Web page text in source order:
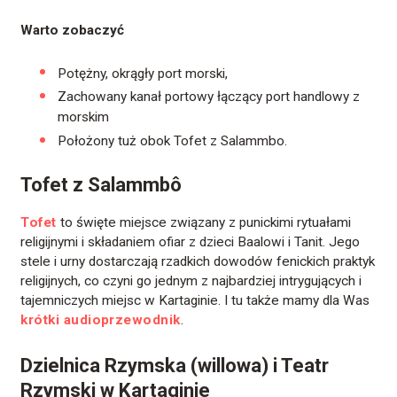
Warto zobaczyć
Potężny, okrągły port morski,
Zachowany kanał portowy łączący port handlowy z
morskim
Położony tuż obok Tofet z Salammbo.
Tofet z Salammbô
Tofet to święte miejsce związany z punickimi rytuałami
religijnymi i składaniem ofiar z dzieci Baalowi i Tanit. Jego
stele i urny dostarczają rzadkich dowodów fenickich praktyk
religijnych, co czyni go jednym z najbardziej intrygujących i
tajemniczych miejsc w Kartaginie. I tu także mamy dla Was
krótki audioprzewodnik.
Dzielnica Rzymska (willowa) i Teatr
Rzymski w Kartaginie